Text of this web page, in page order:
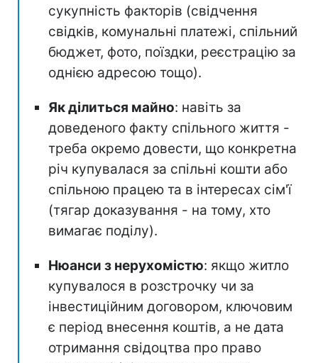
сукупність факторів (свідчення
свідків, комунальні платежі, спільний
бюджет, фото, поїздки, реєстрацію за
однією адресою тощо).
Як ділиться майно: навіть за
доведеного факту спільного життя -
треба окремо довести, що конкретна
річ купувалася за спільні кошти або
спільною працею та в інтересах сім'ї
(тягар доказування - на тому, хто
вимагає поділу).
Нюанси з нерухомістю: якщо житло
купувалося в розстрочку чи за
інвестиційним договором, ключовим
є період внесення коштів, а не дата
отримання свідоцтва про право